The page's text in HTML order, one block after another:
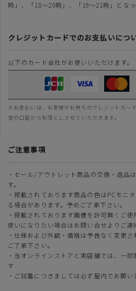
時」、「18～20時」、「19～21時」となっ
クレジットカードでのお支払いにつ
以下のカード会社がお使いいただけます。
※お支払いは、お客様がお持ちのクレジットカー
定の口座から引落としさせていただきます。
ご注意事項
・セール/アウトレット商品の交換・返品
す。
・掲載されております商品の色はPCモニ
る場合があります。予めご了承下さい。
・掲載されております画像を許可無くご
使いになりたい場合はお問い合せよりご連
・仕様および外観・価格は予告なく変更
ご了承下さい。
・当オンラインストアと実店舗では、一
す
・ご試着につきましては必ず屋内でお願い